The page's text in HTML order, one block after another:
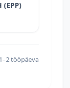
(EPP)
tööpäeva